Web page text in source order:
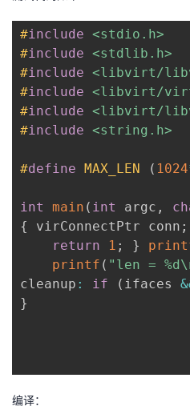
#include <stdio.h>
#include <stdlib.h>
#include <libvirt/
#include <libvirt/
#include <libvirt/
#include <string.h>
#define MAX_LEN ( 1024
int main ( int argc ,
{
virConnectPtr conn ;
return
1 ; }
printf ( "len =
cleanup : if ( ifaces
}
编译：